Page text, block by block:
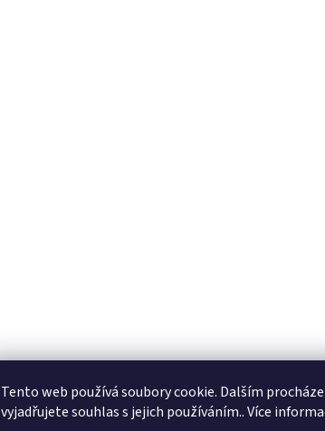
Tento web používá soubory cookie. Dalším
vyjadřujete souhlas s jejich používáním.. Více